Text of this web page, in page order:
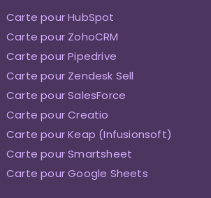
Carte pour HubSpot
Carte pour ZohoCRM
Carte pour Pipedrive
Carte pour Zendesk Sell
Carte pour SalesForce
Carte pour Creatio
Carte pour Keap (Infusionsoft)
Carte pour Smartsheet
Carte pour Google Sheets